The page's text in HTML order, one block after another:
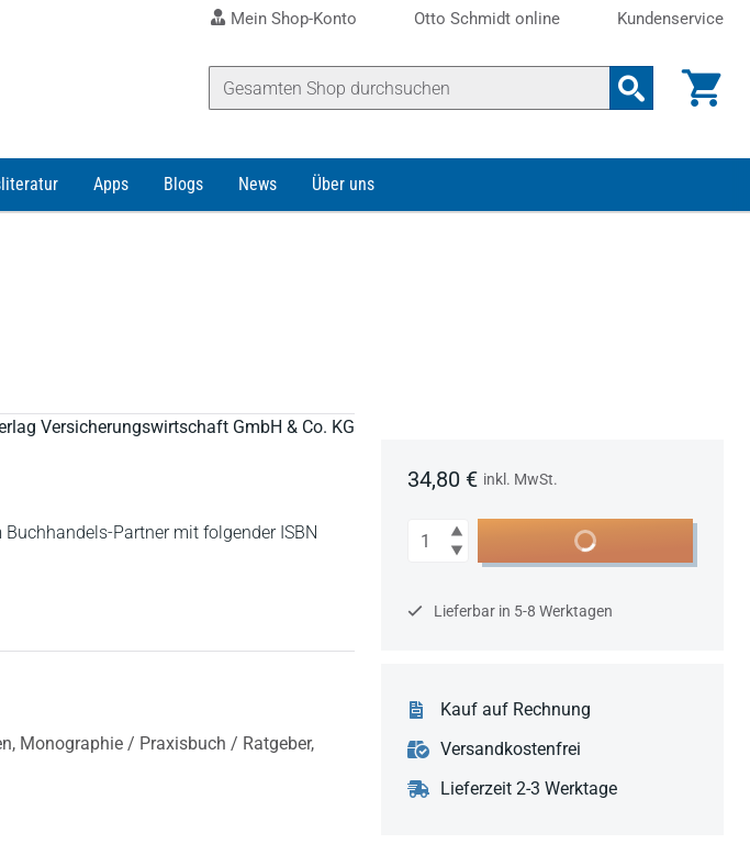
Mein Shop-Konto Otto Schmidt online Kundenservice
Apps Blogs News Über uns
Versicherungswirtschaft GmbH & Co. KG
Partner mit folgender ISBN
Monographie / Praxisbuch / Ratgeber,
34,80 € inkl. MwSt.
Anzahl In den Warenkorb
Lieferbar in 5-8 Werktagen
Kauf auf Rechnung
Versandkostenfrei
Lieferzeit 2-3 Werktage